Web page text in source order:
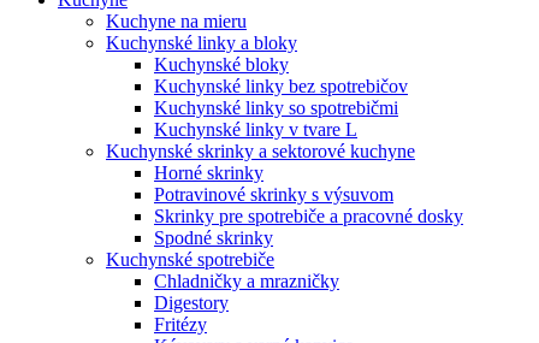
Kuchyne na mieru
Kuchynské linky a bloky
Kuchynské bloky
Kuchynské linky bez spotrebičov
Kuchynské linky so spotrebičmi
Kuchynské linky v tvare L
Kuchynské skrinky a sektorové kuchyne
Horné skrinky
Potravinové skrinky s výsuvom
Skrinky pre spotrebiče a pracovné dosky
Spodné skrinky
Kuchynské spotrebiče
Chladničky a mrazničky
Digestory
Fritézy